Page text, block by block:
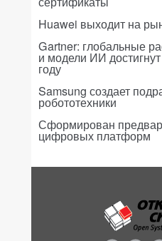
Huawei выходит на
Gartner: глобальные
и модели ИИ
году
Samsung создает
робототехники
Сформирован
цифровых платформ